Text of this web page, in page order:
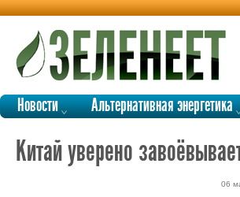
Новости Альтернативная энергетика
Китай уверено
06